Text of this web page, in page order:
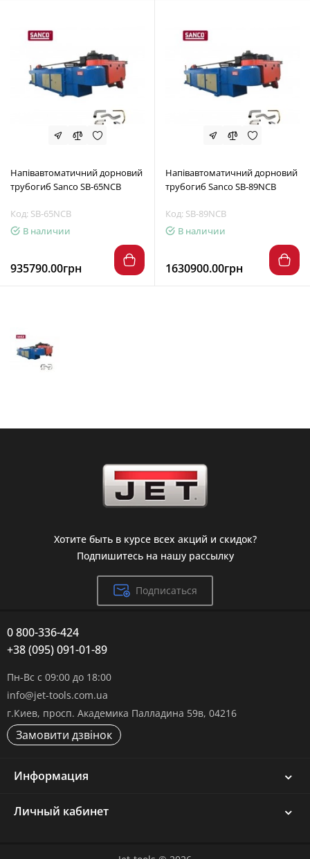
Напівавтоматичний дорновий
трубогиб Sanco SB-65NCB
Код: SB-65NCB
В наличии
935790.00грн
Напівавтоматичний дорновий
трубогиб Sanco SB-89NCB
Код: SB-89NCB
В наличии
1630900.00грн
Хотите быть в курсе всех акций и скидок?
Подпишитесь на нашу рассылку
Подписаться
0 800-336-424
+38 (095) 091-01-89
Пн-Вс с 09:00 до 18:00
info@jet-tools.com.ua
г.Киев, просп. Академика Палладина 59в, 04216
Замовити дзвінок
Информация
Личный кабинет